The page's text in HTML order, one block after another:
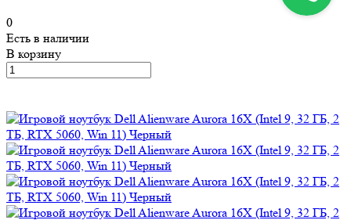
0
Есть в наличии
В корзину